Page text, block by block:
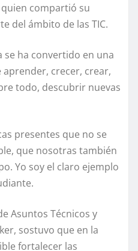
compartió su
del ámbito de las TIC.
se ha convertido en una
crecer, crear,
todo, descubrir nuevas
presentes que no se
que nosotras también
Yo soy el claro ejemplo
Asuntos Técnicos y
sostuvo que en la
fortalecer las